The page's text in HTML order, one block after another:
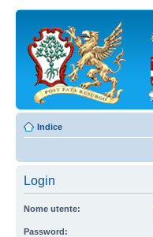
Indice
Login
Nome utente:
Password: